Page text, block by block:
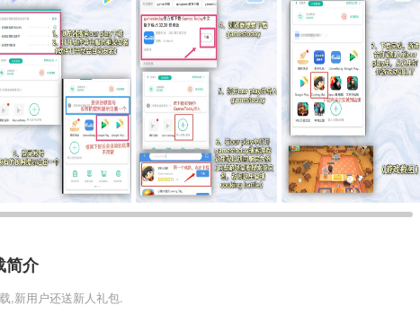
简介
,新用户还送新人礼包.